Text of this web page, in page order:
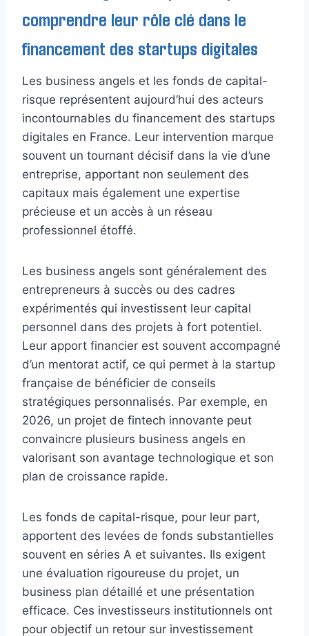
comprendre leur rôle clé dans le
financement des startups digitales
Les business angels et les fonds de capital-
risque représentent aujourd’hui des acteurs
incontournables du financement des startups
digitales en France. Leur intervention marque
souvent un tournant décisif dans la vie d’une
entreprise, apportant non seulement des
capitaux mais également une expertise
précieuse et un accès à un réseau
professionnel étoffé.
Les business angels sont généralement des
entrepreneurs à succès ou des cadres
expérimentés qui investissent leur capital
personnel dans des projets à fort potentiel.
Leur apport financier est souvent accompagné
d’un mentorat actif, ce qui permet à la startup
française de bénéficier de conseils
stratégiques personnalisés. Par exemple, en
2026, un projet de fintech innovante peut
convaincre plusieurs business angels en
valorisant son avantage technologique et son
plan de croissance rapide.
Les fonds de capital-risque, pour leur part,
apportent des levées de fonds substantielles
souvent en séries A et suivantes. Ils exigent
une évaluation rigoureuse du projet, un
business plan détaillé et une présentation
efficace. Ces investisseurs institutionnels ont
pour objectif un retour sur investissement